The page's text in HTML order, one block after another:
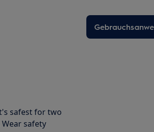
safest for two
safety